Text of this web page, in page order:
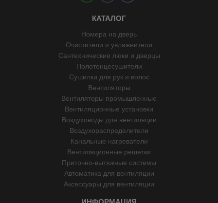
КАТАЛОГ
Номера на дверь
Очистители и увлажнители
Сантехнические люки и дверцы
Полотенцесушители
Сушилки для рук и волос
Вентиляторы
Вентиляторы промышленные
Вентиляционные установки
Воздуховоды для вентиляции
Воздухораспределители
Канальные нагреватели
Вентиляционные решетки
Приточно-вытяжные системы
Автоматика для вентиляции
Аксессуары для вентиляции